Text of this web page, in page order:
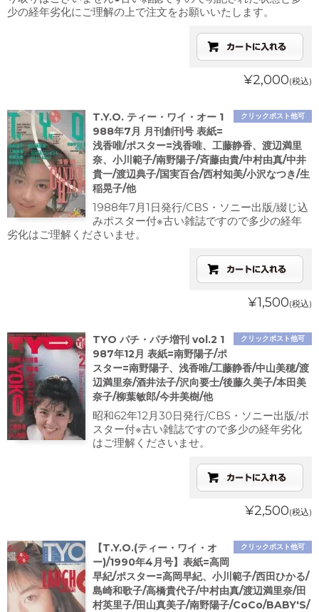
少の経年劣化にご理解の上で注文をお願いいたします。
¥2,000(税込)
クリックポスト他可
T.Y.O. ティー・ワイ・オー 1
988年7月 月刊創刊号 表紙=
浅香唯/ポスター=浅香唯、工藤静香、渡辺満里
奈、小川範子/南野陽子/斉藤由貴/中村由真/中井
貴一/渡辺典子/国実百合/西村知美/小沢なつき/生
稲晃子/他
1988年7月1日発行/CBS・ソニー出版/綴じ込
みポスター付※古い雑誌ですので多少の経年
劣化はご理解くださいませ。
¥1,500(税込)
クリックポスト他可
TYO パチ・パチ増刊 vol.2 1
987年12月 表紙=南野陽子/ポ
スター=南野陽子、浅香唯/工藤静香/中山美穂/渡
辺満里奈/酒井法子/沢向要士/後藤久美子/本田美
奈子/柳葉敏郎/今井美樹/他
昭和62年12月30日発行/CBS・ソニー出版/ポ
スター付※古い雑誌ですので多少の経年劣化
はご理解くださいませ。
¥2,500(税込)
クリックポスト他可
【T.Y.O.(ティー・ワイ・オ
ー)/1990年4月号】表紙=高岡
早紀/ポスター=高岡早紀、小川範子/西田ひかる/
島崎和歌子/高橋貴代子/中村由真/渡辺満里奈/田
村英里子/田山真美子/南野陽子/CoCo/BABY'S/